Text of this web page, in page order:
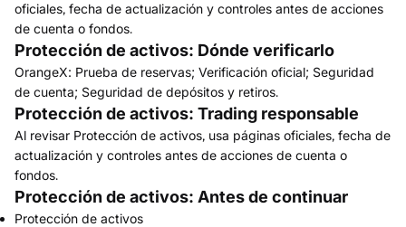
oficiales, fecha de actualización y controles antes de acciones
de cuenta o fondos.
Protección de activos: Dónde verificarlo
OrangeX: Prueba de reservas; Verificación oficial; Seguridad
de cuenta; Seguridad de depósitos y retiros.
Protección de activos: Trading responsable
Al revisar Protección de activos, usa páginas oficiales, fecha de
actualización y controles antes de acciones de cuenta o
fondos.
Protección de activos: Antes de continuar
Protección de activos